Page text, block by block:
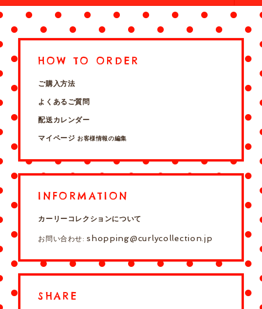
HOW TO ORDER
ご購入方法
よくあるご質問
配送カレンダー
マイページ お客様情報の編集
INFORMATION
カーリーコレクションについて
お問い合わせ:shopping@curlycollection.jp
SHARE